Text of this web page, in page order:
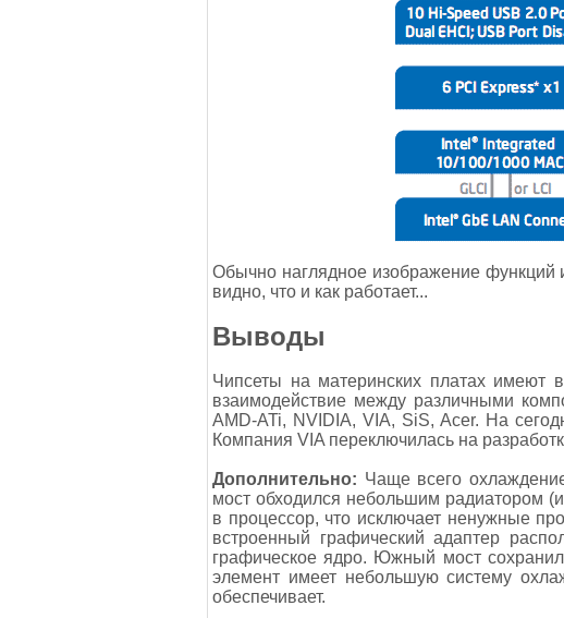
Обычно наглядное изображение функций
видно, что и как работает...
Выводы
Чипсеты на материнских платах имеют
взаимодействие между различными
AMD-ATi, NVIDIA, VIA, SiS, Acer. На
Компания VIA переключилась на
Дополнительно: Чаще всего
мост обходился небольшим радиатором
в процессор, что исключает ненужные
встроенный графический адаптер
графическое ядро. Южный мост
элемент имеет небольшую систему
обеспечивает.